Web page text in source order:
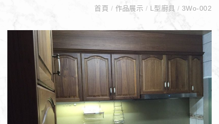
首頁 / 作品展示 / L型廚具 / 3Wo-002